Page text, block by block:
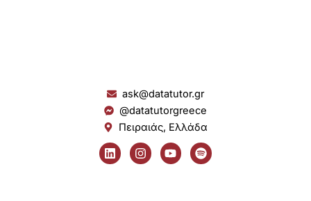
ask@datatutor.gr
@datatutorgreece
Πειραιάς, Ελλάδα
L
i
n
I
n
s
Y
o
u
S
p
o